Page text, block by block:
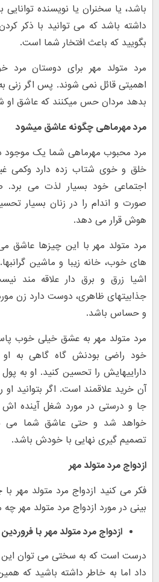
باشد، یا سخنران یا نویسنده توانایی
داشته باشد که می توانید با ذکر
بگویید که باعث افتخار شما است.
مرد متولد مهر برای دوستان مرد
اهمیتی قائل نمی شوند. پس اگر زنی به
بدهد مردان حس میکنند که عاشق او
مرد مهرماهی چگونه عاشق میشود
مرد محبوب مهرماهی شما یک
خلق و خوی شتاب زده دارد وکمی
اجتماعی خود بسیار لذت می برد.
صورت و اندام را در زنان بسیار
هوش قرار می دهد.
مرد متولد مهر با این چیزها
های خوب، خانه زیبا و ماشین
اشیا زرق و برق دار علاقه مند
جذابیتهای ظاهری، دوست دارد زن
و حساس باشد.
مرد متولد مهر به عشق خیلی خوب
خود راضی بودنش گاه گاهی به
داراییهایش را تحسین کنید. او به
آن خرید علاقمند است. اگر بتوانید
جا و درستی در مورد شغل آینده اش
خواهد شد و حتی عاشق شما می
تصمیم گیری نهایی با خودش باشد.
ازدواج مرد متولد مهر
فکر می کنید ازدواج مرد متولد مهر
بینی در مورد ازدواج مرد متولد مهر
ازدواج مرد متولد مهر با فروردین
درست است که به سختی می توان این
داد اما به خاطر داشته باشید که